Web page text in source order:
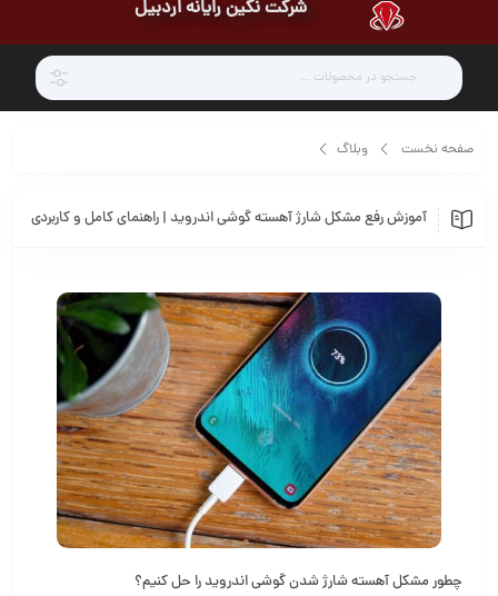
شرکت نگین رایانه اردبیل
صفحه نخست وبلاگ
آموزش رفع مشکل شارژ آهسته گوشی اندروید | راهنمای کامل و کاربردی
چطور مشکل آهسته شارژ شدن گوشی اندروید را حل کنیم؟